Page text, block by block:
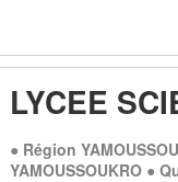
LYCEE
● Région
YAMOUSSOUKRO ●